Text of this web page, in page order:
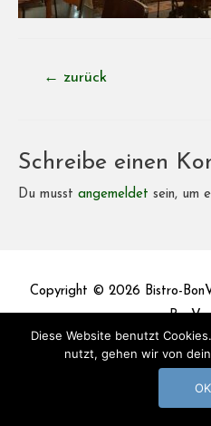
Beitragsnavigation
← zurück
Schreibe einen
Du musst angemeldet sein, um
Copyright © 2026 Bistro-
Impressum
Diese Website benutzt
nutzt, gehen wir von
OK